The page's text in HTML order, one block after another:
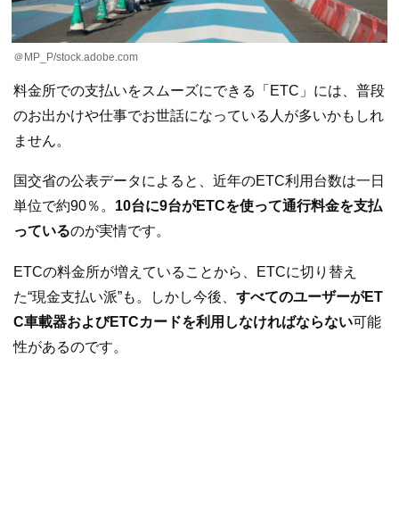
＠MP_P/stock.adobe.com
料金所での支払いをスムーズにできる「ETC」には、普段
のお出かけや仕事でお世話になっている人が多いかもしれ
ません。
国交省の公表データによると、近年のETC利用台数は一日
単位で約90％。 10台に9台がETCを使って通行料金を支払
っているのが実情です。
ETCの料金所が増えていることから、ETCに切り替え
た“現金支払い派”も。しかし今後、 すべてのユーザーがET
C車載器およびETCカードを利用しなければならない可能
性があるのです。